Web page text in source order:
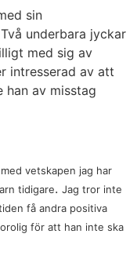
sin
underbara jyckar
med sig av
intresserad av att
han av misstag
vetskapen jag har
tidigare. Jag tror inte
få andra positiva
för att han inte ska